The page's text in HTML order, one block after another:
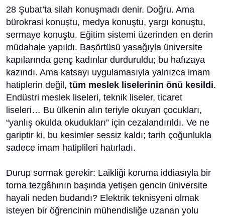
28 Şubat’ta silah konuşmadı denir. Doğru. Ama
bürokrasi konuştu, medya konuştu, yargı konuştu,
sermaye konuştu. Eğitim sistemi üzerinden en derin
müdahale yapıldı. Başörtüsü yasağıyla üniversite
kapılarında genç kadınlar durduruldu; bu hafızaya
kazındı. Ama katsayı uygulamasıyla yalnızca imam
hatiplerin değil, tüm meslek liselerinin önü kesildi.
Endüstri meslek liseleri, teknik liseler, ticaret
liseleri… Bu ülkenin alın teriyle okuyan çocukları,
“yanlış okulda okudukları” için cezalandırıldı. Ve ne
gariptir ki, bu kesimler sessiz kaldı; tarih çoğunlukla
sadece imam hatiplileri hatırladı.
Durup sormak gerekir: Laikliği koruma iddiasıyla bir
torna tezgâhının başında yetişen gencin üniversite
hayali neden budandı? Elektrik teknisyeni olmak
isteyen bir öğrencinin mühendisliğe uzanan yolu